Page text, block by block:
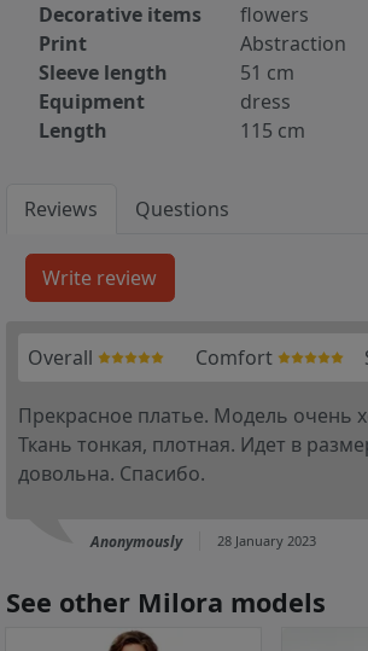
Decorative items
flowers
Print
Abstraction
Sleeve length
51 cm
Equipment
dress
Length
115 cm
Reviews Questions
Overall Comfort
Прекрасное платье. Модель очень
Ткань тонкая, плотная. Идет в
довольна. Спасибо.
Anonymously 28 January 2023
See other Milora models